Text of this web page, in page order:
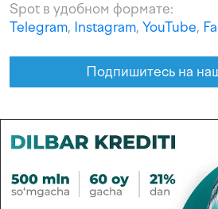
Spot в удобном формате:
Telegram, Instagram, YouTube,
Подпишитесь на